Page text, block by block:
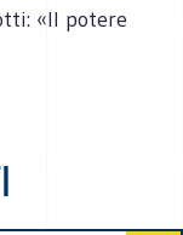
«Il potere